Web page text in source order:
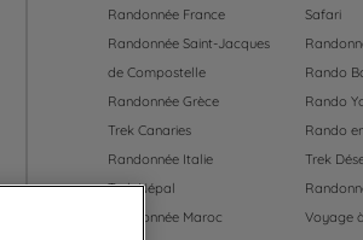
Randonnée France
Randonnée Saint-Jacques
de Compostelle
Randonnée Grèce
Trek Canaries
Randonnée Italie
Trek Népal
Randonnée Maroc
Safari
Rando
Rando
Rando
Trek
Voyage